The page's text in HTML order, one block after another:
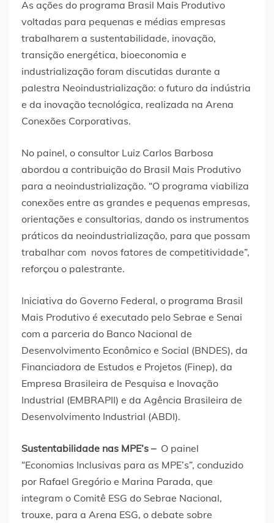
As ações do programa Brasil Mais Produtivo
voltadas para pequenas e médias empresas
trabalharem a sustentabilidade, inovação,
transição energética, bioeconomia e
industrialização foram discutidas durante a
palestra Neoindustrialização: o futuro da indústria
e da inovação tecnológica, realizada na Arena
Conexões Corporativas.
No painel, o consultor Luiz Carlos Barbosa
abordou a contribuição do Brasil Mais Produtivo
para a neoindustrialização. “O programa viabiliza
conexões entre as grandes e pequenas empresas,
orientações e consultorias, dando os instrumentos
práticos da neoindustrialização, para que possam
trabalhar com novos fatores de competitividade”,
reforçou o palestrante.
Iniciativa do Governo Federal, o programa Brasil
Mais Produtivo é executado pelo Sebrae e Senai
com a parceria do Banco Nacional de
Desenvolvimento Econômico e Social (BNDES), da
Financiadora de Estudos e Projetos (Finep), da
Empresa Brasileira de Pesquisa e Inovação
Industrial (EMBRAPII) e da Agência Brasileira de
Desenvolvimento Industrial (ABDI).
Sustentabilidade nas MPE’s – O painel
“Economias Inclusivas para as MPE’s”, conduzido
por Rafael Gregório e Marina Parada, que
integram o Comitê ESG do Sebrae Nacional,
trouxe, para a Arena ESG, o debate sobre